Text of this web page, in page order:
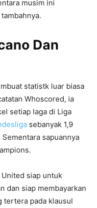
musim ini
Dan
statistk luar biasa
Whoscored, ia
setiap laga di Liga
sebanyak 1,9
sapuannya
siap untuk
dan siap membayarkan
tertera pada klausul